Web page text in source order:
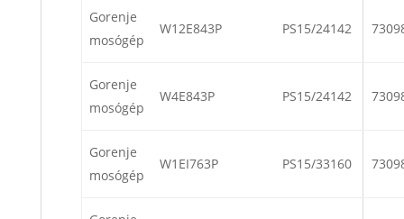
Gorenje
mosógép
W12E843P PS15/24142
Gorenje
mosógép
W4E843P PS15/24142
Gorenje
mosógép
W1EI763P PS15/33160